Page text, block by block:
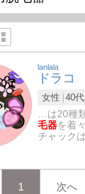
lanlala
ドラコ
女性
40代
…は20種
毛器を着
チャック
1 次へ